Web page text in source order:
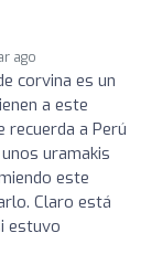
ago
corvina es un
a este
recuerda a Perú
uramakis
este
Claro está
estuvo